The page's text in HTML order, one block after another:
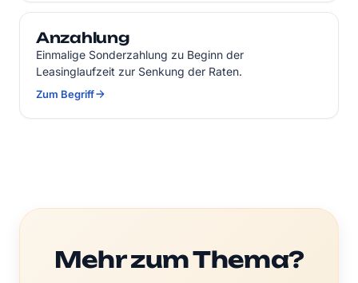
Anzahlung
Einmalige Sonderzahlung zu Beginn der
Leasinglaufzeit zur Senkung der Raten.
Zum Begriff
Mehr zum Thema?